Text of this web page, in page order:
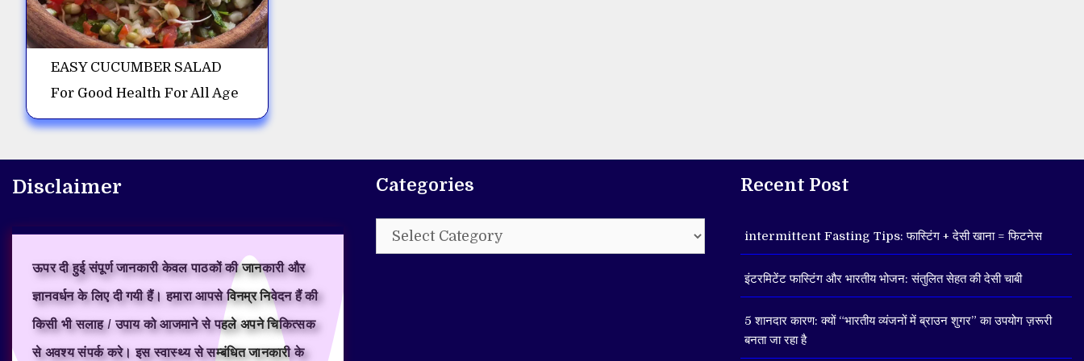
EASY CUCUMBER SALAD
For Good Health For All Age
Disclaimer
ऊपर दी हुई संपूर्ण जानकारी केवल पाठकों की जानकारी और
ज्ञानवर्धन के लिए दी गयी हैं। हमारा आपसे विनम्र निवेदन हैं की
किसी भी सलाह / उपाय को आजमाने से पहले अपने चिकित्सक
से अवश्य संपर्क करे। इस स्वास्थ्य से सम्बंधित जानकारी के
Categories
Categories
Recent Post
intermittent Fasting Tips: फास्टिंग + देसी खाना = फिटनेस
इंटरमिटेंट फास्टिंग और भारतीय भोजन: संतुलित सेहत की देसी चाबी
5 शानदार कारण: क्यों “भारतीय व्यंजनों में ब्राउन शुगर” का उपयोग ज़रूरी
बनता जा रहा है